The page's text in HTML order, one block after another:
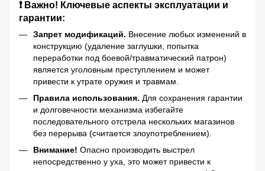
❗ Важно! Ключевые аспекты эксплуатации и
гарантии:
Запрет модификаций. Внесение любых изменений в
конструкцию (удаление заглушки, попытка
переработки под боевой/травматический патрон)
является уголовным преступлением и может
привести к утрате оружия и травмам.
Правила использования. Для сохранения гарантии
и долговечности механизма избегайте
последовательного отстрела нескольких магазинов
без перерыва (считается злоупотреблением).
Внимание! Опасно производить выстрел
непосредственно у уха, это может привести к